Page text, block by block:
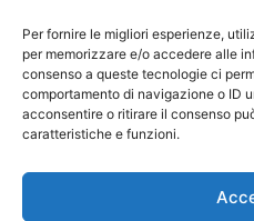
Per fornire le migliori esperienze,
per memorizzare e/o accedere alle
consenso a queste tecnologie ci
comportamento di navigazione o ID
acconsentire o ritirare il consenso
caratteristiche e funzioni.